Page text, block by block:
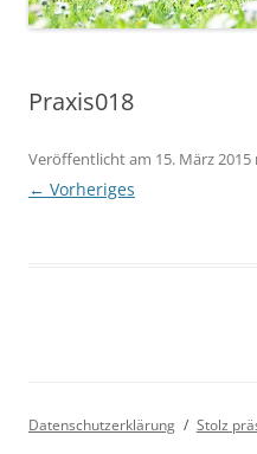
Praxis018
Veröffentlicht am 15. März 2015
← Vorheriges
Datenschutzerklärung Stolz